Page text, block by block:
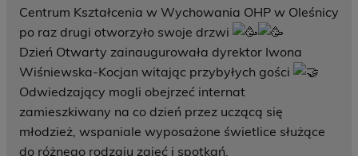
Centrum Kształcenia w Wychowania OHP w Oleśnicy
po raz drugi otworzyło swoje drzwi
Dzień Otwarty zainaugurowała dyrektor Iwona
Wiśniewska-Kocjan witając przybyłych gości
Odwiedzający mogli obejrzeć internat
zamieszkiwany na co dzień przez uczącą się
młodzież, wspaniale wyposażone świetlice służące
do różnego rodzaju zajęć i spotkań.